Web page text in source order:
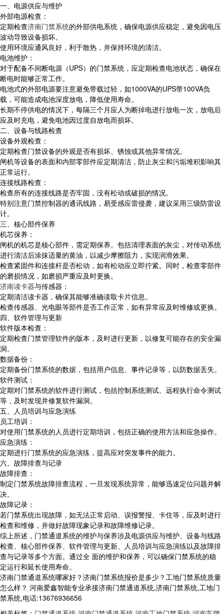
一、电源供应与维护
外部电源检查：
定期检查济南门禁系统的外部供电系统，确保电源供应稳定，避免因电压
波动导致设备损坏。
使用环境应通风良好，利于散热，并保持环境的清洁。
电池维护：
对于配备不间断电源（UPS）的门禁系统，应定期检查电池状态，确保在
断电时能够正常工作。
电池式的外部电源要注意避免带载过轻，如1000VA的UPS带100VA负
载，可能造成电池深度放电，降低使用寿命。
长期不停供电的情况下，每隔三个月应人为断掉电进行放电一次，放电后
应及时充电，避免电池因过度自放电而损坏。
二、设备与线路检查
设备外观检查：
定期检查门禁设备的外观是否有损坏、锈蚀或其他异常情况。
闸机等设备的表面和内部零部件应定期清洁，防止灰尘和污垢堆积影响其
正常运行。
连接线路检查：
检查所有的连接线路是否牢固，没有松动或破损的情况。
特别注意门禁控制器的通讯线路，易受感应雷侵袭，建议采用三级防雷设
计。
三、核心部件保养
机芯保养：
闸机的机芯是核心部件，需定期保养。包括清理表面的灰尘，对传动系统
进行清洁后涂抹适量的黄油，以减少摩擦阻力，实现润滑效果。
检查紧固件和连接杆是否松动，如有松动应立即拧紧。同时，检查零部件
的磨损情况，如磨损严重应及时更换。
济南读卡器与传感器：
定期清洁读卡器，确保其能够准确读取卡片信息。
检查传感器、光电眼等部件是否工作正常，如有异常应及时维修或更换。
四、软件管理与更新
软件版本检查：
定期检查门禁管理软件的版本，及时进行更新，以修复可能存在的安全漏
洞。
数据备份：
定期备份门禁系统的数据，包括用户信息、事件记录等，以防数据丢失。
软件测试：
定期对门禁系统的软件进行测试，包括控制系统测试、远程执行命令测试
等，及时发现并修复软件漏洞。
五、人员培训与应急演练
员工培训：
对使用门禁系统的人员进行定期培训，包括正确的使用方法和应急操作。
应急演练：
定期进行门禁系统的应急演练，提高应对突发事件的能力。
六、故障排查与记录
故障排查：
制定门禁系统故障排查流程，一旦发现系统异常，能够迅速定位问题并解
决。
故障记录：
若门禁系统出现故障，如无法正常启动、误报警报、卡住等，应及时进行
检查和维修，并做好故障现象记录和故障维修记录。
综上所述，门禁通道系统的维护与保养涉及电源供应与维护、设备与线路
检查、核心部件保养、软件管理与更新、人员培训与应急演练以及故障排
查与记录等多个方面。通过全 面的维护和保养，可以确保门禁系统的稳
定运行和延长使用寿命。
济南门禁通道系统哪家好？济南门禁系统报价是多少？工地门禁系统质量
怎么样？ 河南爱鑫智能专业承接济南门禁通道系统,济南门禁系统,工地门
禁系统,电话:13676936656